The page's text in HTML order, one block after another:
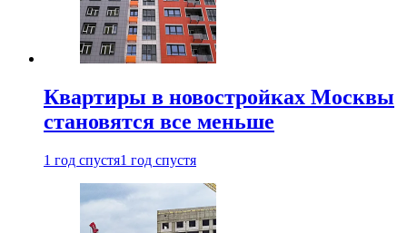
Квартиры в новостройках Москвы
становятся все меньше
1 год спустя1 год спустя